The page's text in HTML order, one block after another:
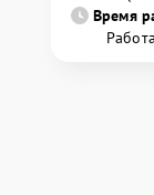
Время